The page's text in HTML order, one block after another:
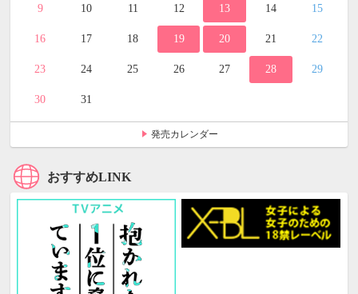
9 10 11 12 13 14 15
16 17 18 19 20 21 22
23 24 25 26 27 28 29
30 31
発売カレンダー
おすすめLINK